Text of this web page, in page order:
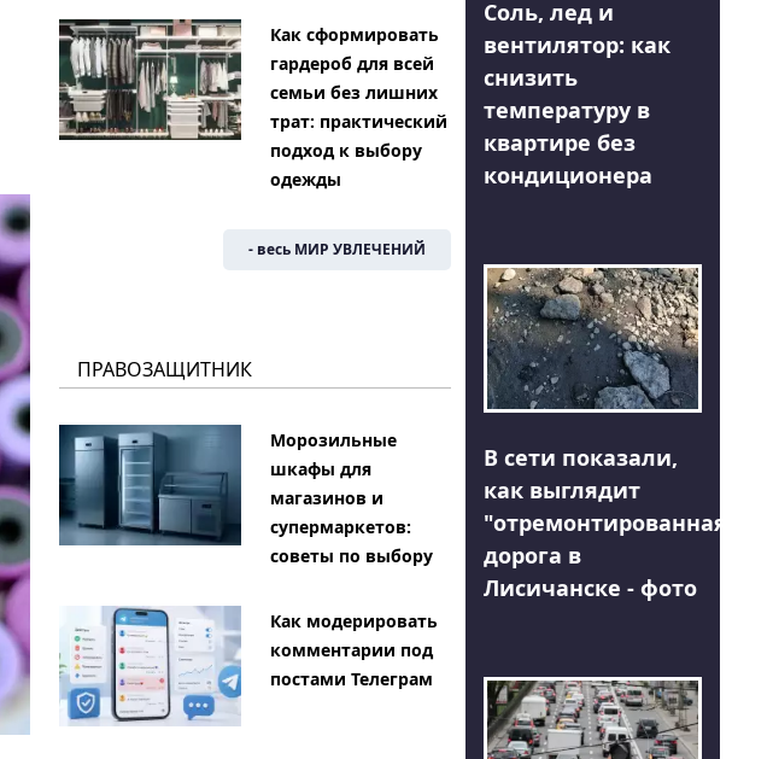
Как сформировать
гардероб для всей
семьи без лишних
трат: практический
подход к выбору
одежды
- весь МИР УВЛЕЧЕНИЙ
ПРАВОЗАЩИТНИК
Морозильные
шкафы для
магазинов и
супермаркетов:
советы по выбору
Как модерировать
комментарии под
постами Телеграм
Соль, лед и
вентилятор: как
снизить
температуру в
квартире без
кондиционера
В сети показали,
как выглядит
"отремонтированная"
дорога в
Лисичанске - фото